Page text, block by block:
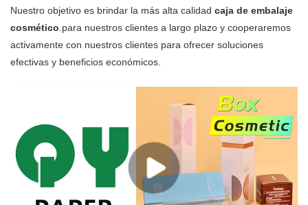
Nuestro objetivo es brindar la más alta calidad caja de embalaje
cosmético.para nuestros clientes a largo plazo y cooperaremos
activamente con nuestros clientes para ofrecer soluciones
efectivas y beneficios económicos.